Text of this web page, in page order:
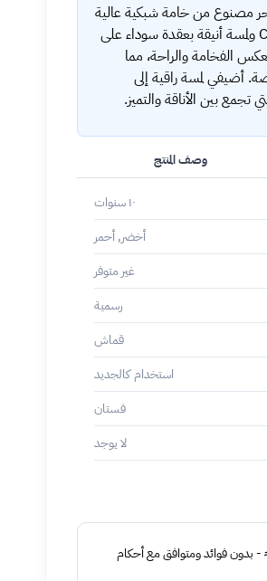
مصنوع من خامة شبكية عالية
الجودة، يتميز بحزام يحمل شعار CH ولمسة أنيقة بعقدة سوداء على
الفخامة والراحة، مما
أضيفي لمسة راقية إلى
بين الأناقة والتميز.
١٠ سنوات
أخضر, أحمر
غير متوفر
رسمية
قماش
استخدام كالجديد
فستان
لا يوجد
وصف المنتج
- بدون فوائد ومتوافق مع أحكام